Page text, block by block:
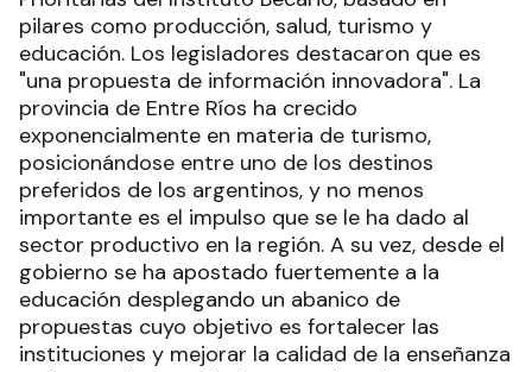
pilares como producción, salud, turismo y
educación. Los legisladores destacaron que es
"una propuesta de información innovadora". La
provincia de Entre Ríos ha crecido
exponencialmente en materia de turismo,
posicionándose entre uno de los destinos
preferidos de los argentinos, y no menos
importante es el impulso que se le ha dado al
sector productivo en la región. A su vez, desde el
gobierno se ha apostado fuertemente a la
educación desplegando un abanico de
propuestas cuyo objetivo es fortalecer las
instituciones y mejorar la calidad de la enseñanza